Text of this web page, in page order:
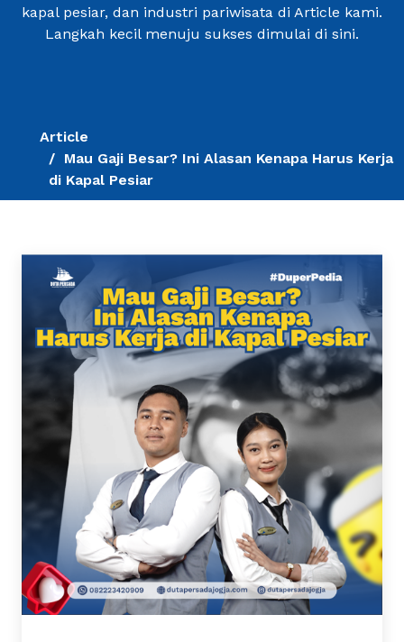
kapal pesiar, dan industri pariwisata di Article kami.
Langkah kecil menuju sukses dimulai di sini.
Article
Mau Gaji Besar? Ini Alasan Kenapa Harus Kerja
di Kapal Pesiar